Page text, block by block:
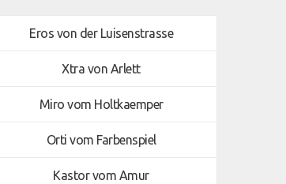
Eros von der Luisenstrasse
Xtra von Arlett
Miro vom Holtkaemper
Orti vom Farbenspiel
Kastor vom Amur